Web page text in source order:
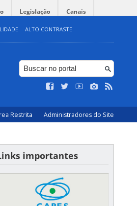
Legislação Canais
ALTO CONTRASTE
Restrita Administradores do Site
importantes